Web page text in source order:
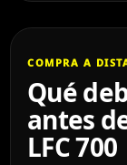
COMPRA A
Qué
antes
LFC 700